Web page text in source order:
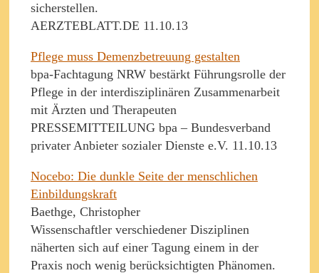
sicherstellen.
AERZTEBLATT.DE 11.10.13
Pflege muss Demenzbetreuung gestalten
bpa-Fachtagung NRW bestärkt Führungsrolle der
Pflege in der interdisziplinären Zusammenarbeit
mit Ärzten und Therapeuten
PRESSEMITTEILUNG bpa – Bundesverband
privater Anbieter sozialer Dienste e.V. 11.10.13
Nocebo: Die dunkle Seite der menschlichen
Einbildungskraft
Baethge, Christopher
Wissenschaftler verschiedener Disziplinen
näherten sich auf einer Tagung einem in der
Praxis noch wenig berücksichtigten Phänomen.